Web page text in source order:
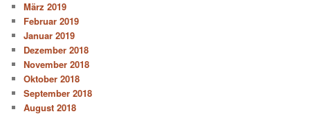
März 2019
Februar 2019
Januar 2019
Dezember 2018
November 2018
Oktober 2018
September 2018
August 2018